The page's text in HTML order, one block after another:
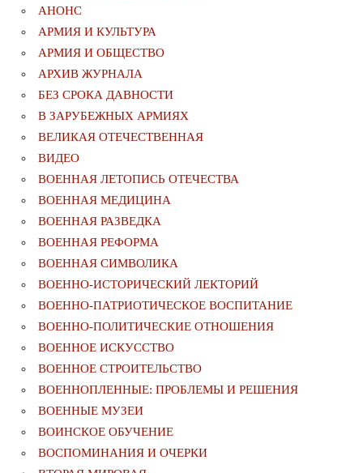
АНОНС
АРМИЯ И КУЛЬТУРА
АРМИЯ И ОБЩЕСТВО
АРХИВ ЖУРНАЛА
БЕЗ СРОКА ДАВНОСТИ
В ЗАРУБЕЖНЫХ АРМИЯХ
ВЕЛИКАЯ ОТЕЧЕСТВЕННАЯ
ВИДЕО
ВОЕННАЯ ЛЕТОПИСЬ ОТЕЧЕСТВА
ВОЕННАЯ МЕДИЦИНА
ВОЕННАЯ РАЗВЕДКА
ВОЕННАЯ РЕФОРМА
ВОЕННАЯ СИМВОЛИКА
ВОЕННО-ИСТОРИЧЕСКИЙ ЛЕКТОРИЙ
ВОЕННО-ПАТРИОТИЧЕСКОЕ ВОСПИТАНИЕ
ВОЕННО-ПОЛИТИЧЕСКИE ОТНОШЕНИЯ
ВОЕННОЕ ИСКУССТВО
ВОЕННОЕ СТРОИТЕЛЬСТВО
ВОЕННОПЛЕННЫЕ: ПРОБЛЕМЫ И РЕШЕНИЯ
ВОЕННЫЕ МУЗЕИ
ВОИНСКОЕ ОБУЧЕНИЕ
ВОСПОМИНАНИЯ И ОЧЕРКИ